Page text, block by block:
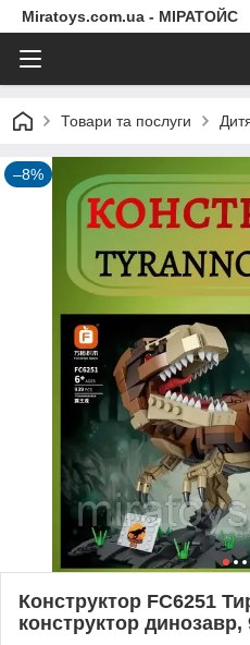
Miratoys.com.ua - МІРАТОЙС
Товари та послуги
–8%
Конструктор FC6251
конструктор динозавр,